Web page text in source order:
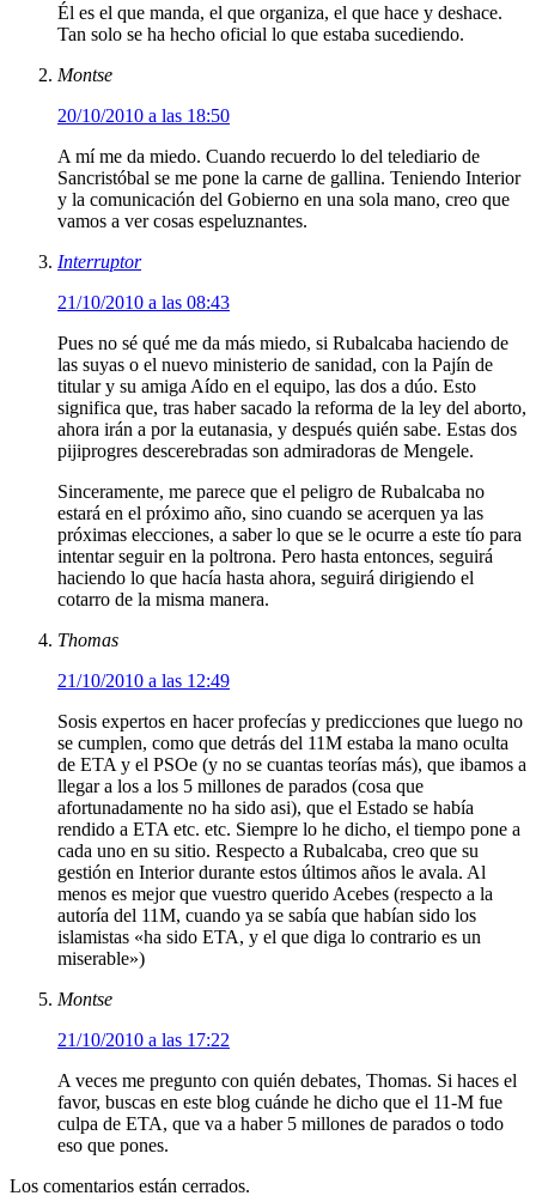
Él es el que manda, el que organiza, el que hace y deshace.
Tan solo se ha hecho oficial lo que estaba sucediendo.
Montse
20/10/2010 a las 18:50
A mí me da miedo. Cuando recuerdo lo del telediario de
Sancristóbal se me pone la carne de gallina. Teniendo Interior
y la comunicación del Gobierno en una sola mano, creo que
vamos a ver cosas espeluznantes.
Interruptor
21/10/2010 a las 08:43
Pues no sé qué me da más miedo, si Rubalcaba haciendo de
las suyas o el nuevo ministerio de sanidad, con la Pajín de
titular y su amiga Aído en el equipo, las dos a dúo. Esto
significa que, tras haber sacado la reforma de la ley del aborto,
ahora irán a por la eutanasia, y después quién sabe. Estas dos
pijiprogres descerebradas son admiradoras de Mengele.
Sinceramente, me parece que el peligro de Rubalcaba no
estará en el próximo año, sino cuando se acerquen ya las
próximas elecciones, a saber lo que se le ocurre a este tío para
intentar seguir en la poltrona. Pero hasta entonces, seguirá
haciendo lo que hacía hasta ahora, seguirá dirigiendo el
cotarro de la misma manera.
Thomas
21/10/2010 a las 12:49
Sosis expertos en hacer profecías y predicciones que luego no
se cumplen, como que detrás del 11M estaba la mano oculta
de ETA y el PSOe (y no se cuantas teorías más), que ibamos a
llegar a los a los 5 millones de parados (cosa que
afortunadamente no ha sido asi), que el Estado se había
rendido a ETA etc. etc. Siempre lo he dicho, el tiempo pone a
cada uno en su sitio. Respecto a Rubalcaba, creo que su
gestión en Interior durante estos últimos años le avala. Al
menos es mejor que vuestro querido Acebes (respecto a la
autoría del 11M, cuando ya se sabía que habían sido los
islamistas «ha sido ETA, y el que diga lo contrario es un
miserable»)
Montse
21/10/2010 a las 17:22
A veces me pregunto con quién debates, Thomas. Si haces el
favor, buscas en este blog cuánde he dicho que el 11-M fue
culpa de ETA, que va a haber 5 millones de parados o todo
eso que pones.
Los comentarios están cerrados.